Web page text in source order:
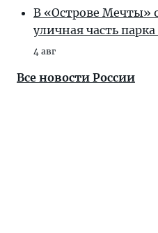
В «Острове Мечты»
уличная часть
4 авг
Все новости России